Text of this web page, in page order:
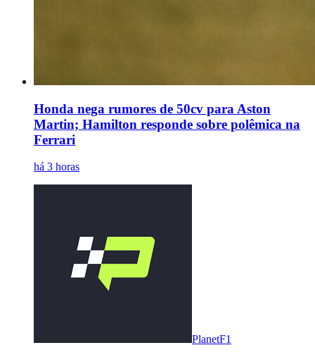
Honda nega rumores de 50cv para Aston
Martin; Hamilton responde sobre polêmica na
Ferrari
há 3 horas
PlanetF1